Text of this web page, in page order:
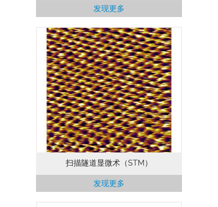
发现更多
利用MFP-3D原子力显微镜对导电样品进行
高分辨率成像时，扫描隧道显微术非常有
用。
扫描隧道显微术（STM）
发现更多